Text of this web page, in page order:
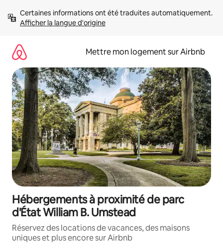
directement
Afficher la langue d'origine
Mettre mon logement sur Airbnb
Hébergements à proximité de parc
d'État William B. Umstead
Réservez des locations de vacances, des maisons
uniques et plus encore sur Airbnb